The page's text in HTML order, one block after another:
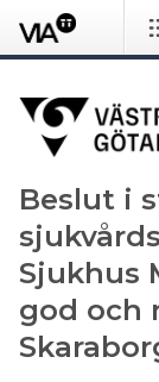
Beslut i
Sjukhus
god och